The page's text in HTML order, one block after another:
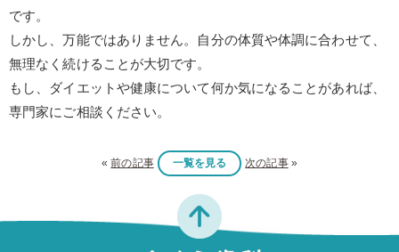
です。
しかし、万能ではありません。自分の体質や体調に合わせて、
無理なく続けることが大切です。
もし、ダイエットや健康について何か気になることがあれば、
専門家にご相談ください。
«前の記事 一覧を見る 次の記事»